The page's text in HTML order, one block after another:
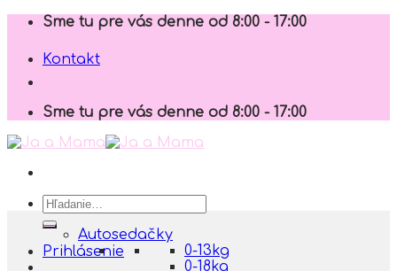
Skip
content
Sme tu pre vás denne od 8:00 - 17:00
Kontakt
Sme tu pre vás denne od 8:00 - 17:00
Hľadať:
Prihlásenie
Autosedačky
0-13kg
0-18kg